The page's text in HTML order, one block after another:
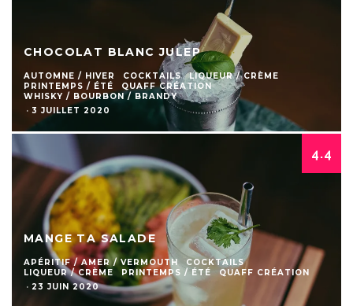
CHOCOLAT BLANC JULEP
AUTOMNE / HIVER COCKTAILS
LIQUEUR / CRÈME
PRINTEMPS / ÉTÉ
QUAFF CRÉATION
WHISKY / BOURBON / BRANDY
· 3 JUILLET 2020
4.4
MANGE TA SALADE
APÉRITIF / AMER / VERMOUTH
COCKTAILS
LIQUEUR / CRÈME
PRINTEMPS / ÉTÉ
QUAFF CRÉATION
· 23 JUIN 2020